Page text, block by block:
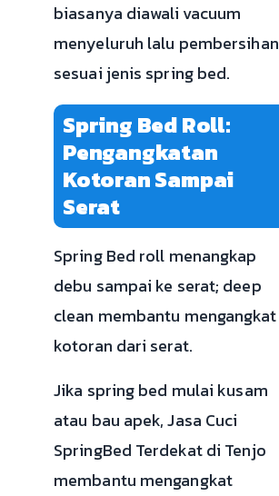
biasanya diawali vacuum
menyeluruh lalu pembersihan
sesuai jenis spring bed.
Spring Bed Roll:
Pengangkatan
Kotoran Sampai
Serat
Spring Bed roll menangkap
debu sampai ke serat; deep
clean membantu mengangkat
kotoran dari serat.
Jika spring bed mulai kusam
atau bau apek, Jasa Cuci
SpringBed Terdekat di Tenjo
membantu mengangkat